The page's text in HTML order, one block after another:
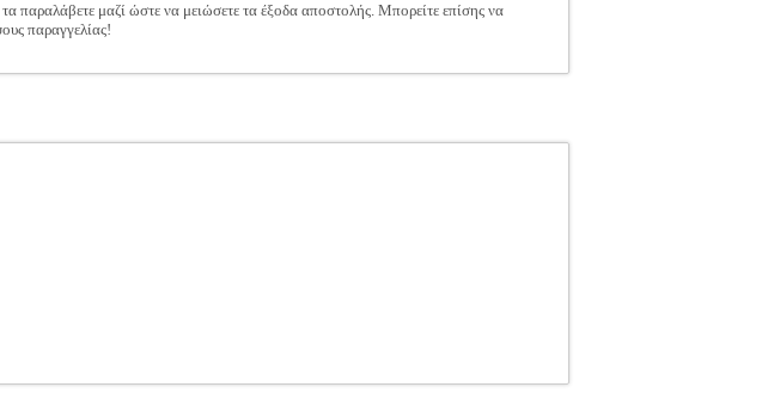
παραλάβετε μαζί ώστε να μειώσετε τα έξοδα αποστολής. Μπορείτε επίσης να
παραγγελίας!